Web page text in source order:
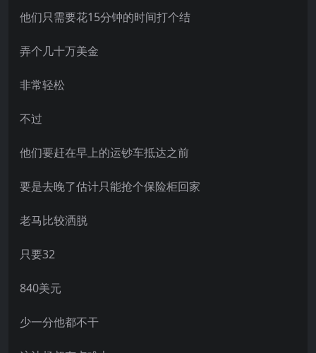
他们只需要花15分钟的时间打个结
弄个几十万美金
非常轻松
不过
他们要赶在早上的运钞车抵达之前
要是去晚了估计只能抢个保险柜回家
老马比较洒脱
只要32
840美元
少一分他都不干